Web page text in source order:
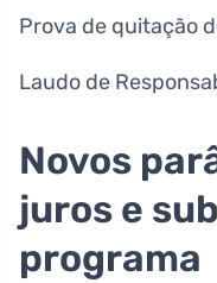
Prova de quitação
Laudo de
Novos
juros e
programa